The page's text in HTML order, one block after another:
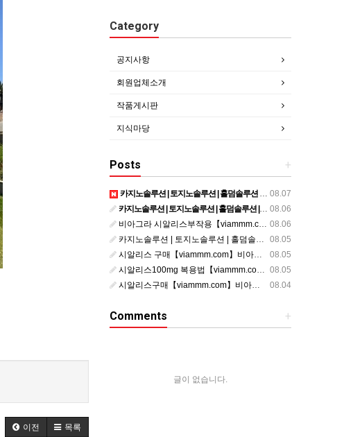
이전 목록
Category
공지사항
회원업체소개
작품게시판
지식마당
+
Posts
08.07
카지노솔루션 | 토지노솔루션 | 홀덤솔루션 | 파워볼솔루션 | 모아솔루션
08.06
카지노솔루션 | 토지노솔루션 | 홀덤솔루션 | 파워볼솔루션 | 모아솔루션
08.06
비아그라 시알리스부작용【viammm.com】비아그라 구입 정품비아그라 시알리스발기부전
08.05
카지노솔루션 | 토지노솔루션 | 홀덤솔루션 | 파워볼솔루션 | 모아솔루션
08.05
시알리스 구매【viammm.com】비아그라 후기 시알리스 파는곳
08.05
시알리스100mg 복용법【viammm.com】비아그라 구입 시알리스20mg 복용법
08.04
시알리스구매【viammm.com】비아그라처방전없이구입
+
Comments
글이 없습니다.